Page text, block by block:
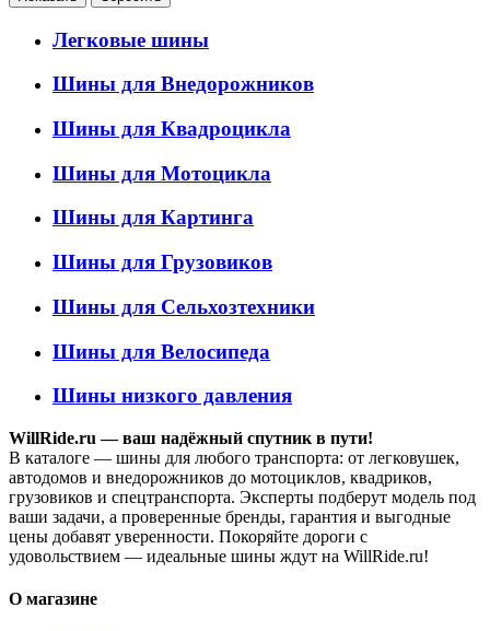
Легковые шины
Шины для Внедорожников
Шины для Квадроцикла
Шины для Мотоцикла
Шины для Картинга
Шины для Грузовиков
Шины для Сельхозтехники
Шины для Велосипеда
Шины низкого давления
WillRide.ru — ваш надёжный спутник в пути!
В каталоге — шины для любого транспорта: от легковушек,
автодомов и внедорожников до мотоциклов, квадриков,
грузовиков и спецтранспорта. Эксперты подберут модель под
ваши задачи, а проверенные бренды, гарантия и выгодные
цены добавят уверенности. Покоряйте дороги с
удовольствием — идеальные шины ждут на WillRide.ru!
О магазине